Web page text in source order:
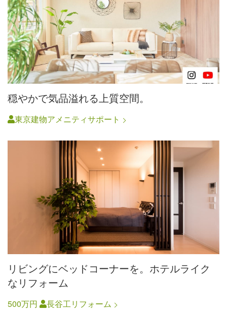
穏やかで気品溢れる上質空間。
東京建物アメニティサポート
リビングにベッドコーナーを。ホテルライク
なリフォーム
500万円 長谷工リフォーム